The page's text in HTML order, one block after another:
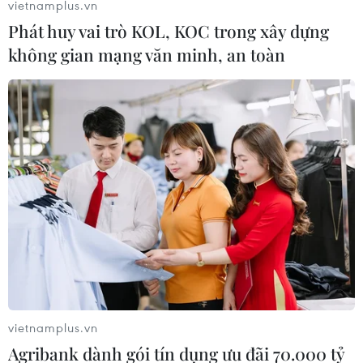
Davines Art Series Số 4: Tôn vinh những
người gìn giữ vẻ đẹp
16/11/2015 03:10
Davines Art Series Số 4 với chủ đề "Tôi gìn giữ vẻ đẹp"
trở lại với 4 ngày triển lãm (15/11-18/11) tại Hàng Da
Galleria, Tầng 3, Trung tâm Thương mại Hàng Da, Hà
vietnamplus.vn
Phát huy vai trò KOL, KOC trong xây dựng
không gian mạng văn minh, an toàn
vietnamplus.vn
Agribank dành gói tín dụng ưu đãi 70.000 tỷ